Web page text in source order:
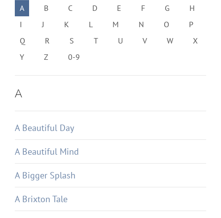
A B C D E F G
H
I
J K L M N O
P
Q
R S T U V W
X
Y
Z 0-9
A
A Beautiful Day
A Beautiful Mind
A Bigger Splash
A Brixton Tale